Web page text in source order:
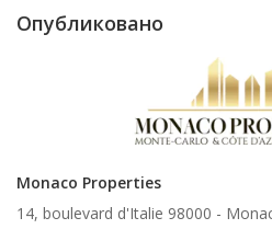
Опубликовано
Monaco Properties
14, boulevard d'Italie 98000 -